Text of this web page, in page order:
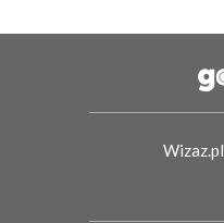
Wizaz.pl